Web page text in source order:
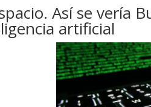
Así se vería
artificial